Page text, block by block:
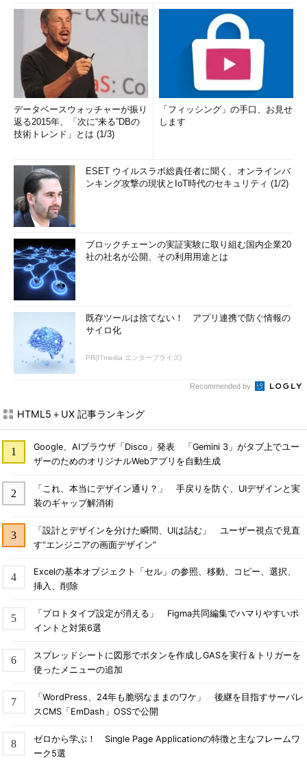
データベースウォッチャーが振り
返る2015年、「次に“来る”DBの
技術トレンド」とは (1/3)
「フィッシング」の手口、お見せ
します
ESET ウイルスラボ総責任者に聞く、オンラインバ
ンキング攻撃の現状とIoT時代のセキュリティ (1/2)
ブロックチェーンの実証実験に取り組む国内企業20
社の社名が公開、その利用用途とは
既存ツールは捨てない！ アプリ連携で防ぐ情報の
サイロ化
PR(ITmedia エンタープライズ)
Recommended by
HTML5＋UX 記事ランキング
Google、AIブラウザ「Disco」発表 「Gemini 3」がタブ上でユー
ザーのためのオリジナルWebアプリを自動生成
「これ、本当にデザイン通り？」 手戻りを防ぐ、UIデザインと実
装のギャップ解消術
「設計とデザインを分けた瞬間、UIは詰む」 ユーザー視点で見直
す“エンジニアの画面デザイン”
Excelの基本オブジェクト「セル」の参照、移動、コピー、選択、
挿入、削除
「プロトタイプ設定が消える」 Figma共同編集でハマりやすいポ
イントと対策6選
スプレッドシートに図形でボタンを作成しGASを実行＆トリガーを
使ったメニューの追加
「WordPress、24年も脆弱なままのワケ」 後継を目指すサーバレ
スCMS「EmDash」OSSで公開
ゼロから学ぶ！ Single Page Applicationの特徴と主なフレームワ
ーク5選